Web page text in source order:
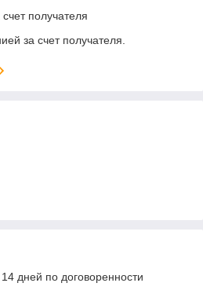
получателя
за счет получателя.
дней по договоренности